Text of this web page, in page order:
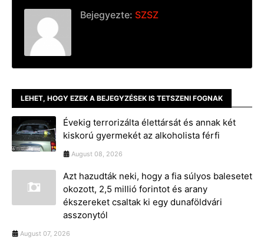
Bejegyezte: SZSZ
LEHET, HOGY EZEK A BEJEGYZÉSEK IS TETSZENI FOGNAK
Évekig terrorizálta élettársát és annak két
kiskorú gyermekét az alkoholista férfi
August 08, 2026
Azt hazudták neki, hogy a fia súlyos balesetet
okozott, 2,5 millió forintot és arany
ékszereket csaltak ki egy dunaföldvári
asszonytól
August 07, 2026